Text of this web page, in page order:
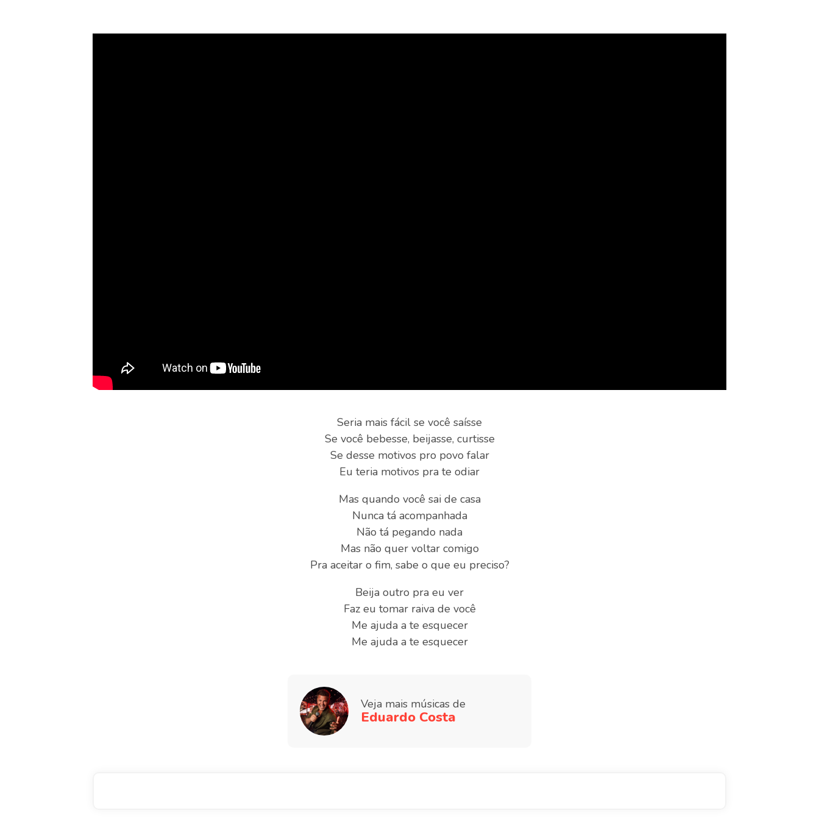
Seria mais fácil se você saísse
Se você bebesse, beijasse, curtisse
Se desse motivos pro povo falar
Eu teria motivos pra te odiar
Mas quando você sai de casa
Nunca tá acompanhada
Não tá pegando nada
Mas não quer voltar comigo
Pra aceitar o fim, sabe o que eu preciso?
Beija outro pra eu ver
Faz eu tomar raiva de você
Me ajuda a te esquecer
Me ajuda a te esquecer
Veja mais músicas de
Eduardo Costa